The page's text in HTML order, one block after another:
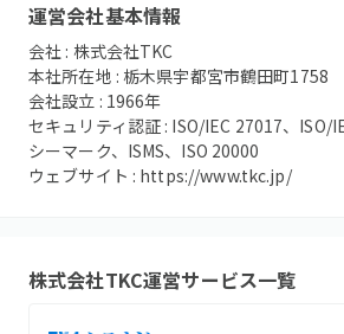
運営会社基本情報
会社 : 株式会社TKC
本社所在地 :栃木県宇都宮市鶴田町1758
会社設立 : 1966年
セキュリティ認証 : ISO/IEC 27017、ISO/
シーマーク、ISMS、ISO 20000
ウェブサイト : https://www.tkc.jp/
株式会社TKC運営サービス一覧